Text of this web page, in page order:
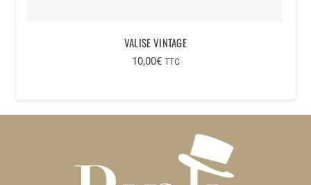
VALISE VINTAGE
10,00€ TTC